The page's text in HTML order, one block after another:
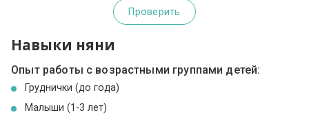
Проверить
Навыки няни
Опыт работы с возрастными группами детей:
Груднички (до года)
Малыши (1-3 лет)